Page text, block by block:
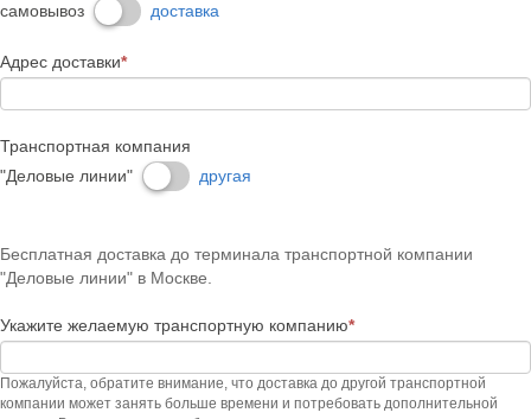
самовывоз
доставка
Адрес доставки*
Транспортная компания
"Деловые линии"
другая
Бесплатная доставка до терминала транспортной компании
"Деловые линии" в Москве.
Укажите желаемую транспортную компанию*
Пожалуйста, обратите внимание, что доставка до другой транспортной
компании может занять больше времени и потребовать дополнительной